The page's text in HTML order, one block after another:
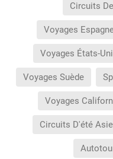
Circuits
Voyages
Voyages États-
Voyages Suède
Voyages
Circuits D'été Asie